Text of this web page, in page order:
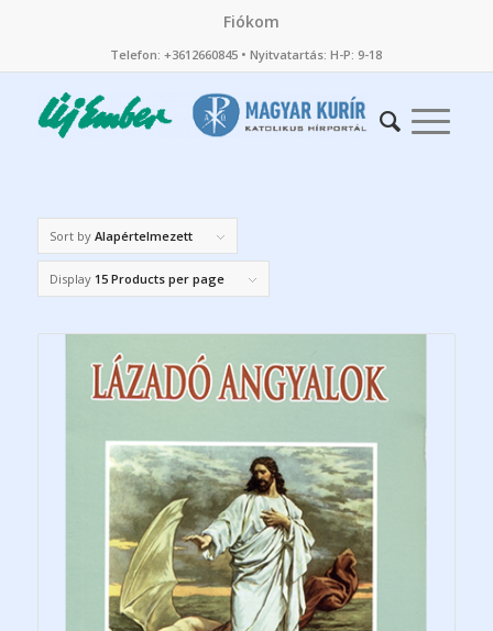
Fiókom
Telefon: +3612660845 • Nyitvatartás: H-P: 9-18
Sort by Alapértelmezett
Display 15 Products per page